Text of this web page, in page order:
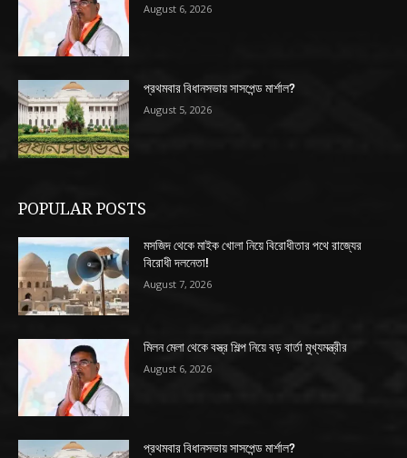
August 6, 2026
প্রথমবার বিধানসভায় সাসপেন্ড মার্শাল?
August 5, 2026
POPULAR POSTS
মসজিদ থেকে মাইক খোলা নিয়ে বিরোধীতার পথে রাজ্যের
বিরোধী দলনেতা!
August 7, 2026
মিলন মেলা থেকে বস্ত্র শিল্প নিয়ে বড় বার্তা মুখ্যমন্ত্রীর
August 6, 2026
প্রথমবার বিধানসভায় সাসপেন্ড মার্শাল?